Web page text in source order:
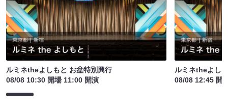
ルミネtheよしもと お盆特別興行
08/08 10:30 開場 11:00 開演
ルミネtheよし
08/08 12:45 開